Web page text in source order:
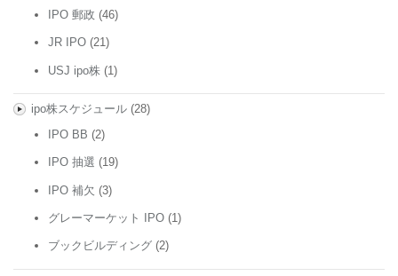
IPO 郵政 (46)
JR IPO (21)
USJ ipo株 (1)
ipo株スケジュール(28)
IPO BB (2)
IPO 抽選 (19)
IPO 補欠 (3)
グレーマーケット IPO (1)
ブックビルディング (2)